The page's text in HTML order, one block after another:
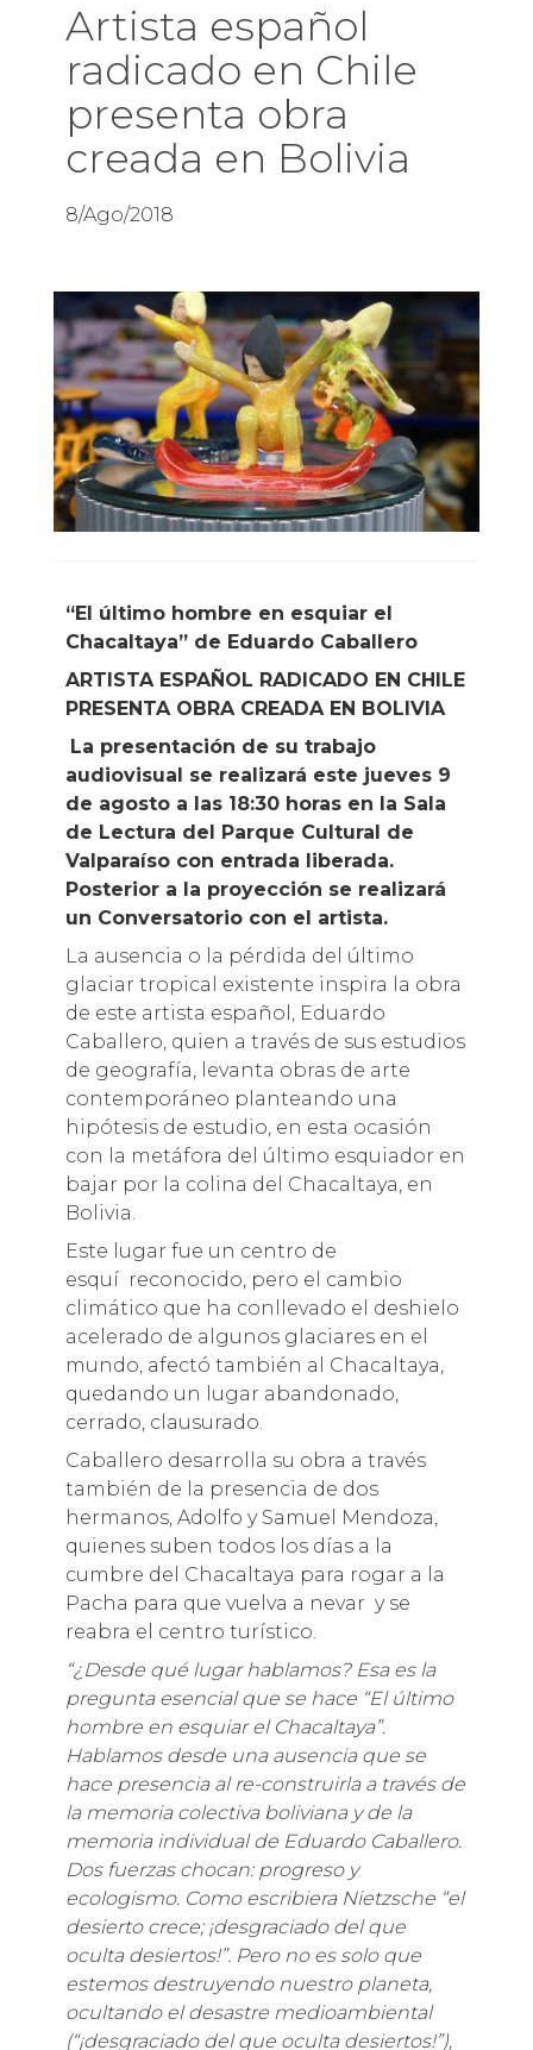
Artista español
radicado en Chile
presenta obra
creada en Bolivia
8/Ago/2018
“El último hombre en esquiar el
Chacaltaya” de Eduardo Caballero
ARTISTA ESPAÑOL RADICADO EN CHILE
PRESENTA OBRA CREADA EN BOLIVIA
La presentación de su trabajo
audiovisual se realizará este jueves 9
de agosto a las 18:30 horas en la Sala
de Lectura del Parque Cultural de
Valparaíso con entrada liberada.
Posterior a la proyección se realizará
un Conversatorio con el artista.
La ausencia o la pérdida del último
glaciar tropical existente inspira la obra
de este artista español, Eduardo
Caballero, quien a través de sus estudios
de geografía, levanta obras de arte
contemporáneo planteando una
hipótesis de estudio, en esta ocasión
con la metáfora del último esquiador en
bajar por la colina del Chacaltaya, en
Bolivia.
Este lugar fue un centro de
esquí reconocido, pero el cambio
climático que ha conllevado el deshielo
acelerado de algunos glaciares en el
mundo, afectó también al Chacaltaya,
quedando un lugar abandonado,
cerrado, clausurado.
Caballero desarrolla su obra a través
también de la presencia de dos
hermanos, Adolfo y Samuel Mendoza,
quienes suben todos los días a la
cumbre del Chacaltaya para rogar a la
Pacha para que vuelva a nevar y se
reabra el centro turístico.
“¿Desde qué lugar hablamos? Esa es la
pregunta esencial que se hace “El último
hombre en esquiar el Chacaltaya”.
Hablamos desde una ausencia que se
hace presencia al re-construirla a través de
la memoria colectiva boliviana y de la
memoria individual de Eduardo Caballero.
Dos fuerzas chocan: progreso y
ecologismo. Como escribiera Nietzsche “el
desierto crece; ¡desgraciado del que
oculta desiertos!”. Pero no es solo que
estemos destruyendo nuestro planeta,
ocultando el desastre medioambiental
(“¡desgraciado del que oculta desiertos!”),